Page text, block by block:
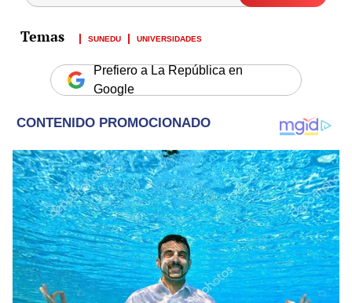
SUNEDU UNIVERSIDADES
Prefiero a La República en
Google